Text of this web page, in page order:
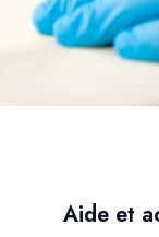
Aide et